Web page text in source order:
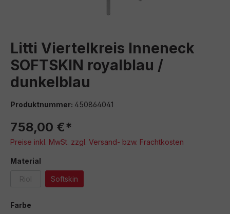
Litti Viertelkreis Inneneck
SOFTSKIN royalblau /
dunkelblau
Produktnummer: 450864041
758,00 €*
Preise inkl. MwSt. zzgl. Versand- bzw. Frachtkosten
Material
Riol(Diese Option ist zurzeit nicht verfügbar.)
Softskin
Farbe